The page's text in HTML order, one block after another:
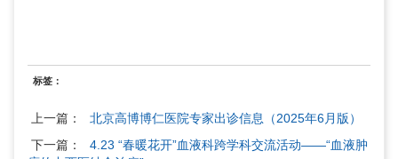
标签：
上一篇：
北京高博博仁医院专家出诊信息（2025年6月版）
下一篇：
4.23 “春暖花开”血液科跨学科交流活动——“血液肿